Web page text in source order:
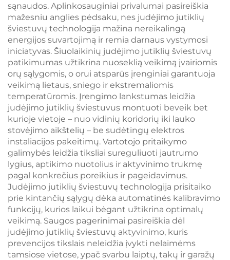
sąnaudos. Aplinkosauginiai privalumai pasireiškia
mažesniu anglies pėdsaku, nes judėjimo jutiklių
šviestuvų technologija mažina nereikalingą
energijos suvartojimą ir remia darnaus vystymosi
iniciatyvas. Šiuolaikinių judėjimo jutiklių šviestuvų
patikimumas užtikrina nuoseklią veikimą įvairiomis
orų sąlygomis, o orui atsparūs įrenginiai garantuoja
veikimą lietaus, sniego ir ekstremaliomis
temperatūromis. Įrengimo lankstumas leidžia
judėjimo jutiklių šviestuvus montuoti beveik bet
kurioje vietoje – nuo vidinių koridorių iki lauko
stovėjimo aikštelių – be sudėtingų elektros
instaliacijos pakeitimų. Vartotojo pritaikymo
galimybės leidžia tiksliai sureguliuoti jautrumo
lygius, aptikimo nuotolius ir aktyvinimo trukmę
pagal konkrečius poreikius ir pageidavimus.
Judėjimo jutiklių šviestuvų technologija prisitaiko
prie kintančių sąlygų dėka automatinės kalibravimo
funkcijų, kurios laikui bėgant užtikrina optimalų
veikimą. Saugos pagerinimai pasireiškia dėl
judėjimo jutiklių šviestuvų aktyvinimo, kuris
prevencijos tikslais neleidžia įvykti nelaimėms
tamsiose vietose, ypač svarbu laiptų, takų ir garažų